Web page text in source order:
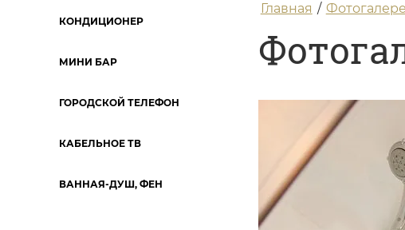
КОНДИЦИОНЕР
МИНИ БАР
ГОРОДСКОЙ ТЕЛЕФОН
КАБЕЛЬНОЕ ТВ
ВАННАЯ-ДУШ, ФЕН
Главная /